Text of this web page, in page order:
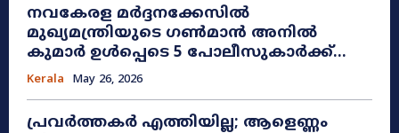
നവകേരള മർദ്ദനക്കേസിൽ
മുഖ്യമന്ത്രിയുടെ ഗൺമാൻ അനിൽ
കുമാർ ഉൾപ്പെടെ 5 പോലീസുകാർക്ക്...
Kerala May 26, 2026
പ്രവർത്തകർ എത്തിയില്ല; ആളെണ്ണം